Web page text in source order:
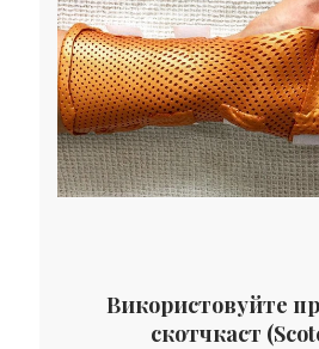
Використовуйте
скотчкаст